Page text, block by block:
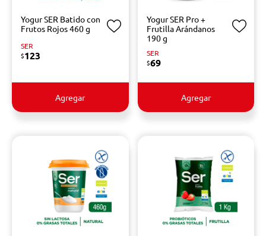
Yogur SER Batido con
Frutos Rojos 460 g
SER
$123
Agregar
Yogur SER Pro +
Frutilla Arándanos
190 g
SER
$69
Agregar